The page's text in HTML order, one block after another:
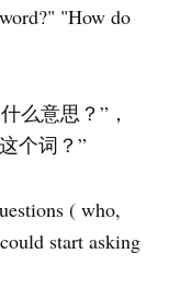
"How do
么意思？”，
个词？”
( who,
start asking